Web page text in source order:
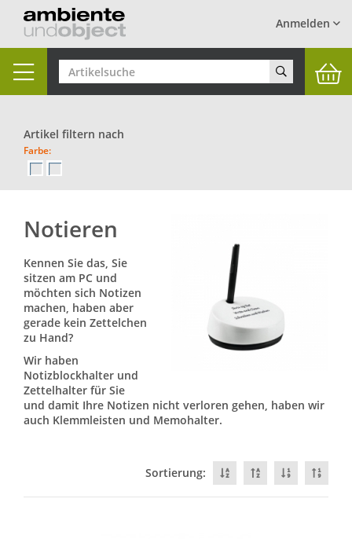
Anmelden
Toggle
navigation
Artikel filtern nach
Farbe:
Notieren
Kennen Sie das, Sie
sitzen am PC und
möchten sich Notizen
machen, haben aber
gerade kein Zettelchen
zu Hand?
Wir haben
Notizblockhalter und
Zettelhalter für Sie
und damit Ihre Notizen nicht verloren gehen, haben wir
auch Klemmleisten und Memohalter.
Sortierung: